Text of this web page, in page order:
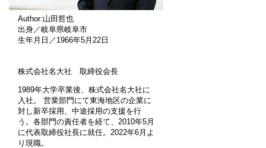
Author:山田哲也
出身／岐阜県岐阜市
生年月日／1966年5月22日
株式会社名大社 取締役会長
1989年大学卒業後、株式会社名大社に
入社。 営業部門にて東海地区の企業に
対し新卒採用、中途採用の支援を行
う。各部門の責任者を経て、2010年5月
に代表取締役社長に就任。2022年6月よ
り現職。